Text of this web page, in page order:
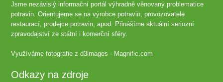
Jsme nezávislý informační portál výhradně věnovaný problematice
potravin. Orientujeme se na výrobce potravin, provozovatele
restaurací, prodejce potravin, apod. Přinášíme aktuální seriozní
zpravodajství ze státní i komerční sféry.
Využíváme fotografie zd3images - Magnific.com
Odkazy na zdroje